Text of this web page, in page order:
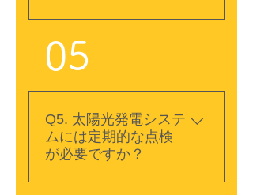
ガレージなどへの設置に
ついてもお気軽にご相談
こり、鳥のふんなどが付
着すると、発電量が数％
程度低下することがあり
ます。一般的な住宅では
雨風によって汚れが洗い
流され、発電量が回復す
繁な清掃が必要とは限り
05
Q5. 太陽光発電システ
ムには定期的な点検
が必要ですか？